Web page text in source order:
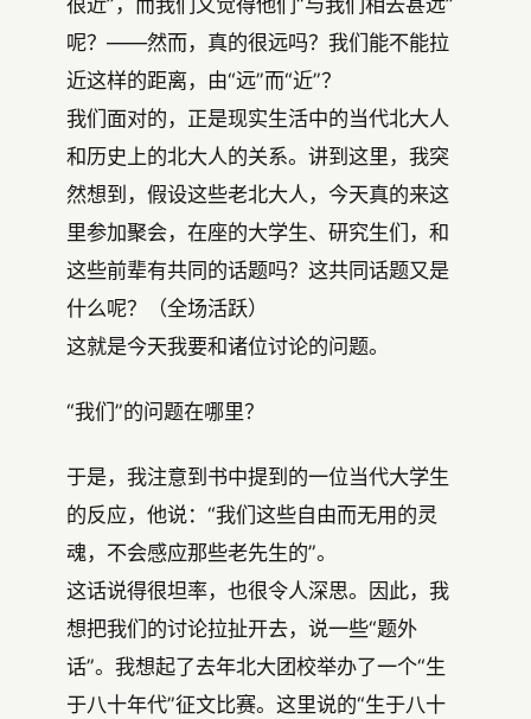
呢？——然而，真的很远吗？我们能不能拉
近这样的距离，由“远”而“近”？
我们面对的，正是现实生活中的当代北大人
和历史上的北大人的关系。讲到这里，我突
然想到，假设这些老北大人，今天真的来这
里参加聚会，在座的大学生、研究生们，和
这些前辈有共同的话题吗？这共同话题又是
什么呢？（全场活跃）
这就是今天我要和诸位讨论的问题。
“我们”的问题在哪里？
于是，我注意到书中提到的一位当代大学生
的反应，他说：“我们这些自由而无用的灵
魂，不会感应那些老先生的”。
这话说得很坦率，也很令人深思。因此，我
想把我们的讨论拉扯开去，说一些“题外
话”。我想起了去年北大团校举办了一个“生
于八十年代”征文比赛。这里说的“生于八十